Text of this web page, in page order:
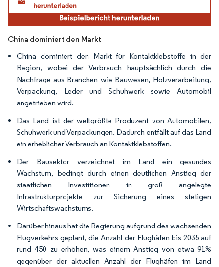
China dominiert den Markt
China dominiert den Markt für Kontaktklebstoffe in der
Region, wobei der Verbrauch hauptsächlich durch die
Nachfrage aus Branchen wie Bauwesen, Holzverarbeitung,
Verpackung, Leder und Schuhwerk sowie Automobil
angetrieben wird.
Das Land ist der weltgrößte Produzent von Automobilen,
Schuhwerk und Verpackungen. Dadurch entfällt auf das Land
ein erheblicher Verbrauch an Kontaktklebstoffen.
Der Bausektor verzeichnet im Land ein gesundes
Wachstum, bedingt durch einen deutlichen Anstieg der
staatlichen Investitionen in groß angelegte
Infrastrukturprojekte zur Sicherung eines stetigen
Wirtschaftswachstums.
Darüber hinaus hat die Regierung aufgrund des wachsenden
Flugverkehrs geplant, die Anzahl der Flughäfen bis 2035 auf
rund 450 zu erhöhen, was einem Anstieg von etwa 91%
gegenüber der aktuellen Anzahl der Flughäfen im Land